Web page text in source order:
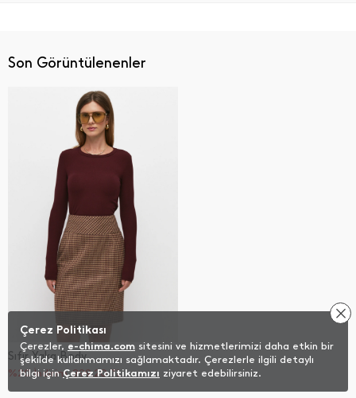
Son Görüntülenenler
Sıfır Yaka Body
%20 İndirim 399,20TL
Çerez Politikası
Çerezler,e-chima.com sitesini ve hizmetlerimizi daha etkin bir
şekilde kullanmamızı sağlamaktadır. Çerezlerle ilgili detaylı
bilgi içinÇerez Politikamızı ziyaret edebilirsiniz.